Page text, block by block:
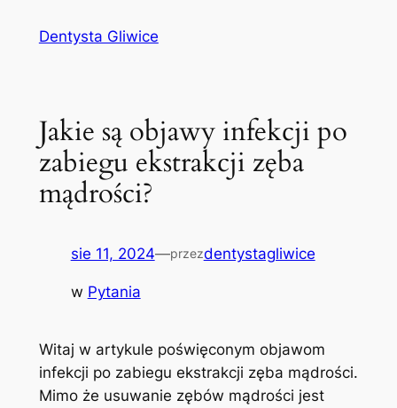
Dentysta Gliwice
Jakie są objawy infekcji po
zabiegu ekstrakcji zęba
mądrości?
sie 11, 2024—przezdentystagliwice
w Pytania
Witaj w artykule poświęconym objawom
infekcji po zabiegu ekstrakcji zęba mądrości.
Mimo że usuwanie zębów mądrości jest